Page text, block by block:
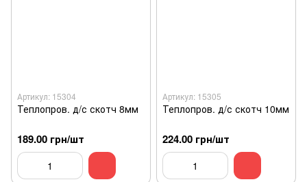
Артикул: 15304
Теплопров. д/с скотч 8мм
189.00 грн/шт
Артикул: 15305
Теплопров. д/с скотч 10мм
224.00 грн/шт